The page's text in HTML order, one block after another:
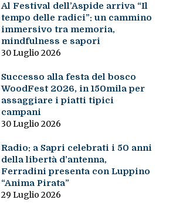
Al Festival dell’Aspide arriva “Il
tempo delle radici”: un cammino
immersivo tra memoria,
mindfulness e sapori
30 Luglio 2026
Successo alla festa del bosco
WoodFest 2026, in 150mila per
assaggiare i piatti tipici
campani
30 Luglio 2026
Radio: a Sapri celebrati i 50 anni
della libertà d’antenna,
Ferradini presenta con Luppino
“Anima Pirata”
29 Luglio 2026